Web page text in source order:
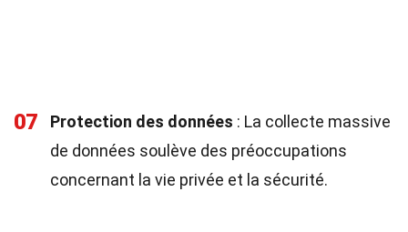
07 Protection des données : La collecte massive
de données soulève des préoccupations
concernant la vie privée et la sécurité.